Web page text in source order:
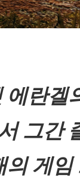
에란겔
그간
의 게